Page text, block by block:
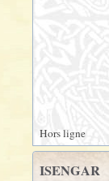
Hors ligne
ISENGAR